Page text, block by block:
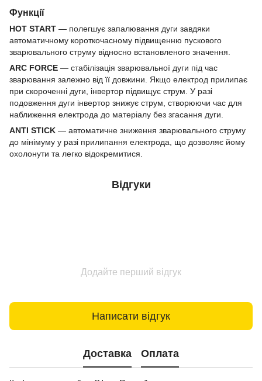
Функції
HOT START — полегшує запалювання дуги завдяки
автоматичному короткочасному підвищенню пускового
зварювального струму відносно встановленого значення.
ARC FORCE — стабілізація зварювальної дуги під час
зварювання залежно від її довжини. Якщо електрод прилипає
при скороченні дуги, інвертор підвищує струм. У разі
подовження дуги інвертор знижує струм, створюючи час для
наближення електрода до матеріалу без згасання дуги.
ANTI STICK — автоматичне зниження зварювального струму
до мінімуму у разі прилипання електрода, що дозволяє йому
охолонути та легко відокремитися.
Відгуки
Додайте перший відгук
Написати відгук
Доставка Оплата